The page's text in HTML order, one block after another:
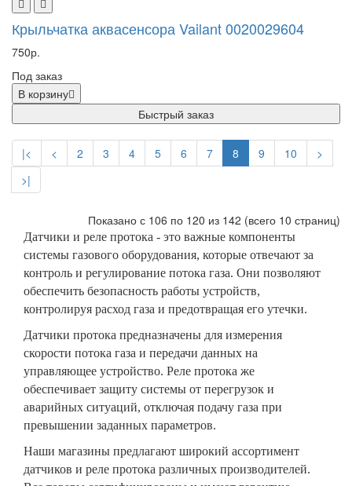
Крыльчатка аквасенсора Vailant 0020029604
750р.
Под заказ
В корзину
Быстрый заказ
|< < 2 3 4 5 6 7 8 9 10
>
>|
Показано с 106 по 120 из 142 (всего 10 страниц)
Датчики и реле протока - это важные компоненты
системы газового оборудования, которые отвечают за
контроль и регулирование потока газа. Они позволяют
обеспечить безопасность работы устройств,
контролируя расход газа и предотвращая его утечки.
Датчики протока предназначены для измерения
скорости потока газа и передачи данных на
управляющее устройство. Реле протока же
обеспечивает защиту системы от перегрузок и
аварийных ситуаций, отключая подачу газа при
превышении заданных параметров.
Наши магазины предлагают широкий ассортимент
датчиков и реле протока различных производителей.